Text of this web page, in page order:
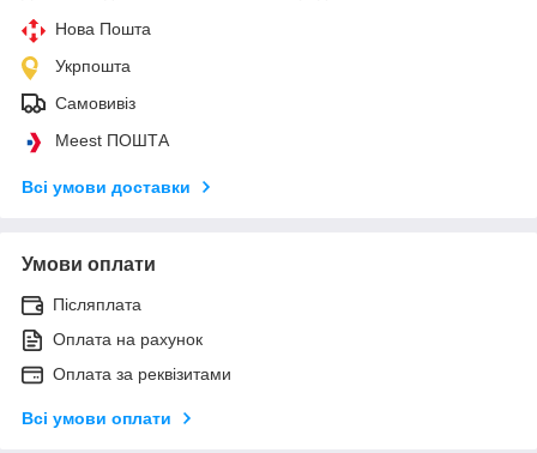
Нова Пошта
Укрпошта
Самовивіз
Meest ПОШТА
Всі умови доставки
Умови оплати
Післяплата
Оплата на рахунок
Оплата за реквізитами
Всі умови оплати